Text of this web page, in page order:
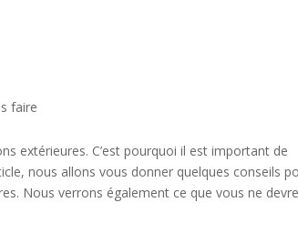
faire
extérieures. C’est pourquoi il est important de
nous allons vous donner quelques conseils
Nous verrons également ce que vous ne